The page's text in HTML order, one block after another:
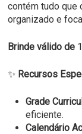
contém tudo que
organizado e
Brinde válido de
✨ Recursos
Grade
eficiente.
Calendário